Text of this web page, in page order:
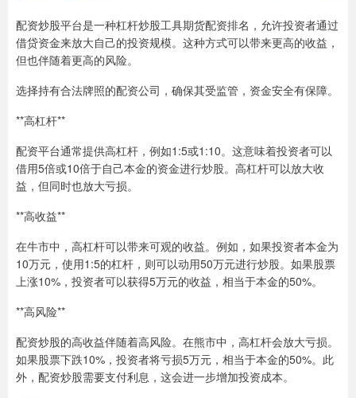
配资炒股平台是一种杠杆炒股工具期货配资排名，允许投资者通过
借贷资金来放大自己的投资规模。这种方式可以带来更高的收益，
但也伴随着更高的风险。
选择持有合法牌照的配资公司，确保其受监管，资金安全有保障。
**高杠杆**
配资平台通常提供高杠杆，例如1:5或1:10。这意味着投资者可以
借用5倍或10倍于自己本金的资金进行炒股。高杠杆可以放大收
益，但同时也放大亏损。
**高收益**
在牛市中，高杠杆可以带来可观的收益。例如，如果投资者本金为
10万元，使用1:5的杠杆，则可以动用50万元进行炒股。如果股票
上涨10%，投资者可以获得5万元的收益，相当于本金的50%。
**高风险**
配资炒股的高收益伴随着高风险。在熊市中，高杠杆会放大亏损。
如果股票下跌10%，投资者将亏损5万元，相当于本金的50%。此
外，配资炒股需要支付利息，这会进一步增加投资成本。